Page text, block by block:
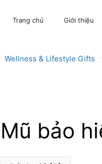
Trang chủ Giới thiệu
Wellness & Lifestyle Gifts
Mũ bảo